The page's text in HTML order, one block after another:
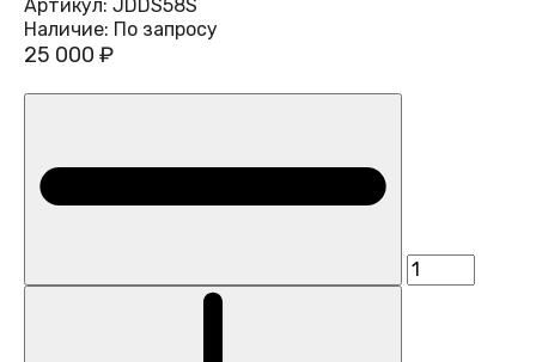
Артикул: JDDS58S
Наличие: По запросу
25 000 ₽